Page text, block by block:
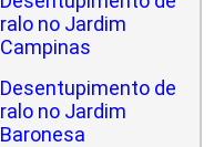
ralo no Jardim
Campinas
Desentupimento de
ralo no Jardim
Baronesa